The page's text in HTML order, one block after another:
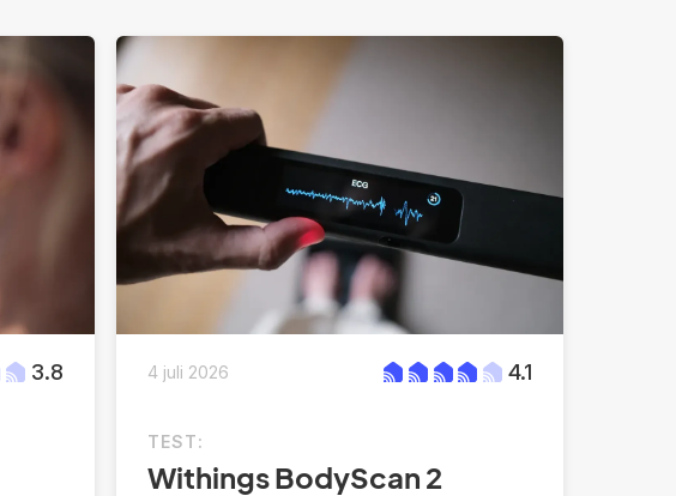
3.8 4 juli 2026 4.1
TEST:
Withings BodyScan 2